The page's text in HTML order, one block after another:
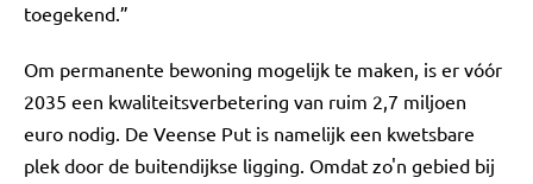
toegekend.”
Om permanente bewoning mogelijk te maken, is er vóór
2035 een kwaliteitsverbetering van ruim 2,7 miljoen
euro nodig. De Veense Put is namelijk een kwetsbare
plek door de buitendijkse ligging. Omdat zo'n gebied bij